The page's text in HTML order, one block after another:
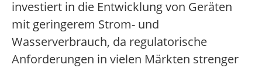
investiert in die Entwicklung von Geräten
mit geringerem Strom- und
Wasserverbrauch, da regulatorische
Anforderungen in vielen Märkten strenger